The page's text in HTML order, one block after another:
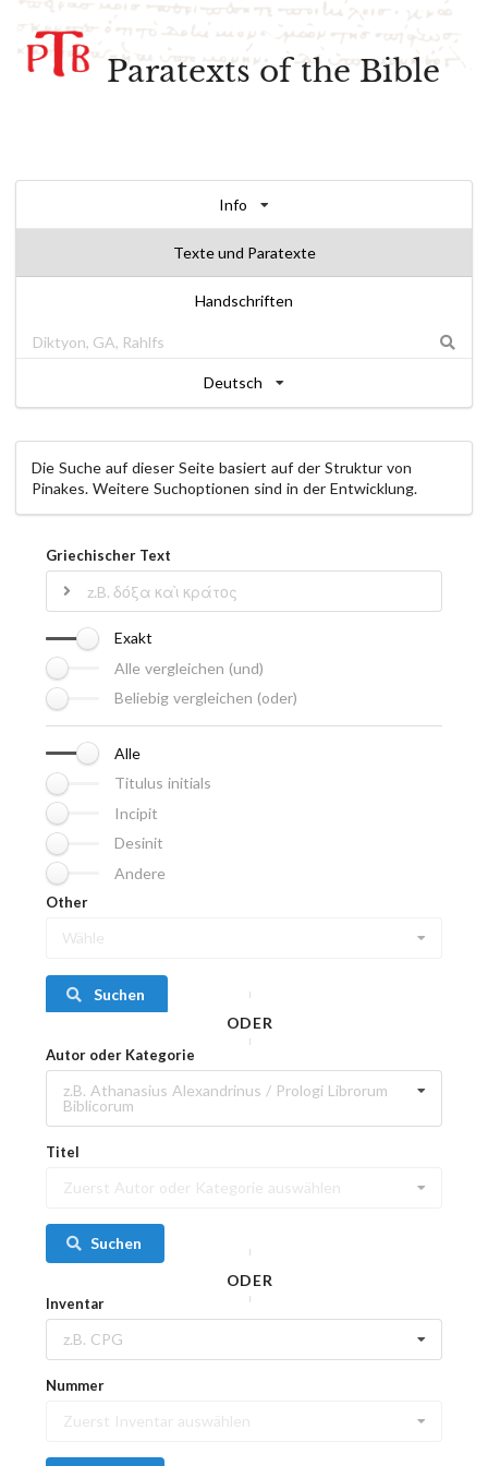
Paratexts of the Bible
Info
Texte und Paratexte
Handschriften
Deutsch
Die Suche auf dieser Seite basiert auf der Struktur von
Pinakes. Weitere Suchoptionen sind in der Entwicklung.
Griechischer Text
Exakt
Alle vergleichen (und)
Beliebig vergleichen (oder)
Alle
Titulus initials
Incipit
Desinit
Andere
Other
Wähle
Suchen
ODER
Autor oder Kategorie
z.B. Athanasius Alexandrinus / Prologi Librorum
Biblicorum
Titel
Zuerst Autor oder Kategorie auswählen
Suchen
ODER
Inventar
z.B. CPG
Nummer
Zuerst Inventar auswählen